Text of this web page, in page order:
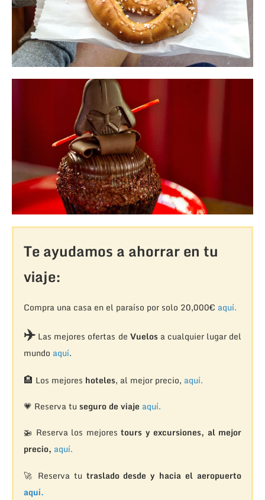
Te ayudamos a ahorrar en tu
viaje:
Compra una casa en el paraíso por solo 20,000€ aquí.
✈️Las mejores ofertas de Vuelosa cualquier lugar del
mundo aquí.
🏨 Los mejores hoteles, al mejor precio, aquí.
💗 Reserva tu seguro de viaje aquí.
🚁 Reserva los mejorestours y excursiones, al mejor
precio, aquí.
🚀 Reserva tu traslado desde y hacia el aeropuerto
aquí.